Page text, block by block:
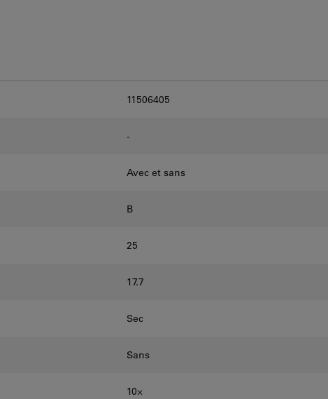
11506405
-
Avec et sans
B
25
17.7
Sec
Sans
10⨉